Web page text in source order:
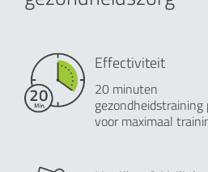
Effectiviteit
20 minuten
gezondheidstraining
voor maximaal